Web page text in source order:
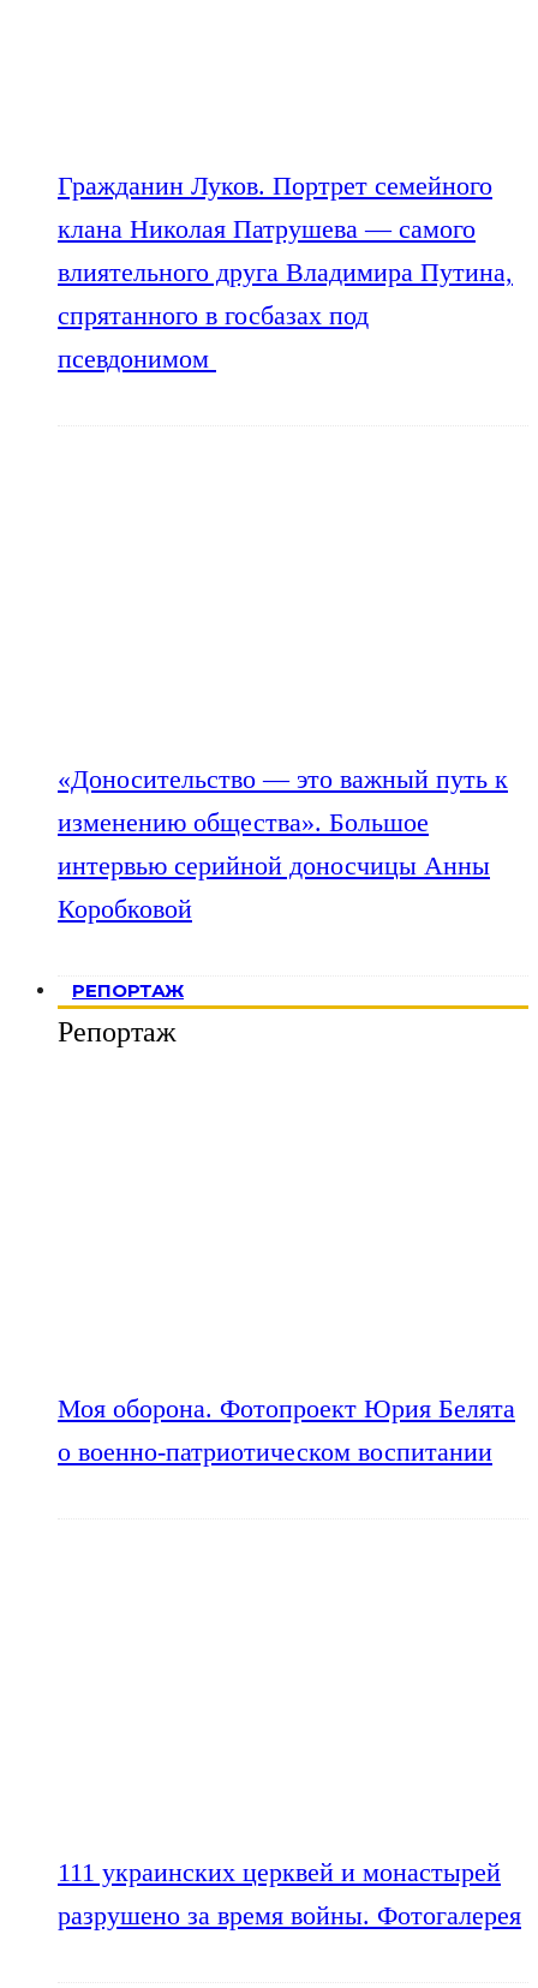
Гражданин Луков. Портрет семейного
клана Николая Патрушева — самого
влиятельного друга Владимира Путина,
спрятанного в госбазах под
псевдонимом
«Доносительство — это важный путь к
изменению общества». Большое
интервью серийной доносчицы Анны
Коробковой
РЕПОРТАЖ
Репортаж
Моя оборона. Фотопроект Юрия Белята
о военно-патриотическом воспитании
111 украинских церквей и монастырей
разрушено за время войны. Фотогалерея